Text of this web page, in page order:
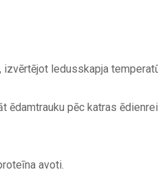
ledusskapja
ēdamtrauku pēc katras
avoti.